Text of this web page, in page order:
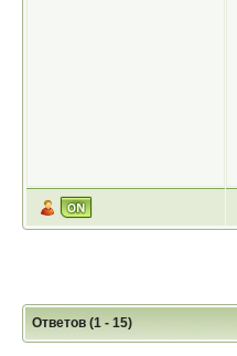
Ответов (1 - 15)